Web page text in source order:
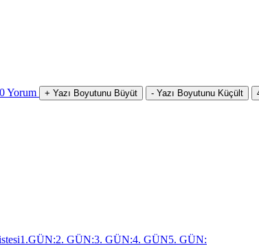
0Yorum + Yazı Boyutunu Büyüt - Yazı Boyutunu Küçült
1.GÜN:2. GÜN:3. GÜN:4. GÜN5. GÜN: